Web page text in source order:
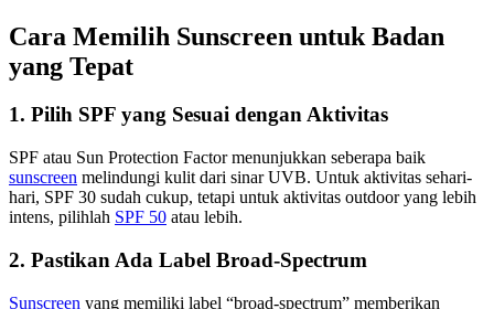
Cara Memilih Sunscreen untuk Badan
yang Tepat
1. Pilih SPF yang Sesuai dengan Aktivitas
SPF atau Sun Protection Factor menunjukkan seberapa baik
sunscreen melindungi kulit dari sinar UVB. Untuk aktivitas sehari-
hari, SPF 30 sudah cukup, tetapi untuk aktivitas outdoor yang lebih
intens, pilihlah SPF 50 atau lebih.
2. Pastikan Ada Label Broad-Spectrum
Sunscreen yang memiliki label “broad-spectrum” memberikan